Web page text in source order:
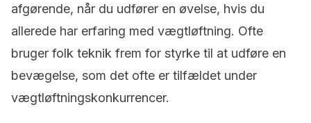
afgørende, når du udfører en øvelse, hvis du
allerede har erfaring med vægtløftning. Ofte
bruger folk teknik frem for styrke til at udføre en
bevægelse, som det ofte er tilfældet under
vægtløftningskonkurrencer.